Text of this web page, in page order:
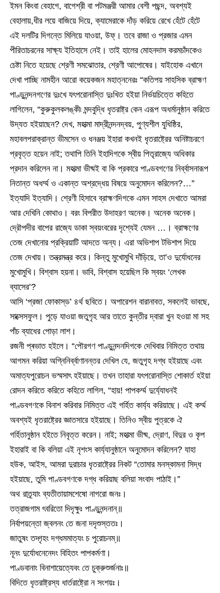
ইমন কিংবা বেহাগে, বাগেশ্রী বা পটমঞ্জরী আমার বেশী পছন্দ, অবশ্যই
বেহালায়,ধীর লয়ে বাজিয়ে দিয়ে, ক্যামেরাকে দাঁড় করিয়ে রেখে হেঁটে হেঁটে
এই দলটির দিগন্তে মিলিয়ে যাওয়া, উফ্‌। তবে রাজা ও প্রজার এমন
পীরিতাচরনের সাক্ষ্য ইতিহাসে নেই। তাই হালের মোহনদাস করমচাঁদকেও
চেষ্টা নিতে হয়েছে শ্রেণী সমঝোতার, শ্রেণী আপোষের। যাইহোক এখানে
দেখা পাচ্ছি নামহীন আরো কয়েকজন মহাত্ননেরঃ “কতিপয় সাহসিক ব্রাহ্মণ
পাণ্ডুনন্দনগণের দুঃখে যৎপরোনাস্তি দুঃখিত হইয়া নিৰ্ভয়চিত্তে কহিতে
লাগিলেন, “কুরুকুলকলঙ্কী৷ মন্দবুদ্ধি ধৃতরাষ্ট্র কেন এরূপ অধৰ্মানুষ্ঠান করিতে
উদ্যত হইয়াছেন? দেখ, মহাত্মা মাদ্রীনন্দনদ্বয়, পুণ্যশীল যুধিষ্ঠির,
মহাবলপরাক্রান্ত ভীমসেন ও ধনঞ্জয় ইহারা কখনই ধৃতরাষ্ট্রের অনিষ্টাচরণে
প্রবৃত্ত হয়েন নাই; তথাপি তিনি ইহাদিগকে স্বীয় পিতৃরাজ্যে অধিকার
প্রদান করিলেন না। মহাত্মা ভীষ্মই বা কি প্রকারে পাণ্ডবগণের নির্ব্বাসনারূপ
নিতান্ত অধর্ম্ম ও একান্ত অশ্রদ্ধেয় বিষয়ে অনুমোদন করিলেন?…”
ইত্যাদি ইত্যাদি। শ্রেণী হিসাবে ব্রাহ্মণদিগকে এমন সাহস দেখাতে আমরা
আর দেখিনি কোথাও। বরং বিপরীত উদাহরণ অনেক। অনেক অনেক।
দ্রৌপদীর বাপের রাজ্যে ডাকা স্বয়ংবরের দৃশ্যেই যেমন …। ব্রাহ্মণের
তেজ দেখানোর প্রক্রিয়াটি আদতে অন্য। এরা অভিশাপ টভিশাপ দিয়ে
তেজ দেখায়। তন্ত্রমন্ত্র করে। কিন্তু মুখোমুখি দাঁড়িয়ে, তা’ও দুর্যোধনের
মুখোমুখি। বিশ্বাস হয়না। ভাবি, বিশ্বাস হয়েছিল কি স্বয়ং ‘লেখক
ব্যাসের’?
আসি ‘প্রজা ফোকাস্‌ড’ ৪র্থ ছবিতে। অপারেশন বারানাবত, সকলেই ভাবছে,
সাক্সেসফুল। পুড়ে যাওয়া জতুগৃহ আর তাতে কুন্তীর দ্বারা খুন হওয়া মা সহ
পাঁচ ব্যাধের পোড়া লাশ।
রজনী প্ৰভাত হইলে। “পৌরগণ পাণ্ডুনন্দনদিগকে দেখিবার নিমিত্ত তথায়
আগমন করিয়া অগ্নিনির্ব্বাণানন্তর দেখিল যে, জতুগৃহ দগ্ধ হইয়াছে এবং
অমাত্যপুরোচন ভস্মসাৎ হইয়াছে। তখন তাহারা যৎপরোনাস্তি শোকার্ত হইয়া
রোদন করিতে করিতে কহিতে লাগিল, “হায়! পাপকর্ম্ম দুৰ্য্যোধনই
পাণ্ডবগণকে বিনাশ করিবার নিমিত্ত এই গৰ্হিত কাৰ্য্য করিয়াছে। এই কর্ম্ম
অবশ্যই ধৃতরাষ্ট্রের জ্ঞাতসারে হইয়াছে। তিনিও স্বীয় পুত্রকে ঐ
গৰ্হিতানুষ্ঠান হইতে নিবৃত্ত করেন। নাই; মহাত্মা ভীষ্ম, দ্রোণ, বিদুর ও কৃপ
ইহারাই বা কি বলিয়া এই নৃশংস কাৰ্য্যানুষ্ঠানে অনুমোদন করিলেন? যাহা
হউক, আইস, আমরা দুরাচার ধৃতরাষ্ট্রের নিকট “তোমার মনস্কামনা সিদ্ধ
হইয়াছে, তুমি পাণ্ডবগণকে দগ্ধ করিয়াছ বলিয়া সংবাদ পাঠাই।”
অথ রাত্র্যাং ব্যতীতায়ামশেষো নাগরো জনঃ।
তত্রাজগাম ৎবরিতো দিদৃক্ষুঃ পাণ্ডুনন্দনান্॥
নির্বাপয়ন্তো জ্বলনং তে জনা দদৃশুস্ততঃ।
জাতুষং তদ্গৃহং দগ্ধমমাত্যং চ পুরোচনম্॥
নূনং দুর্যোধনেনেদং বিহিতং পাপকর্মণা।
পাণ্ডবানাং বিনাশায়েত্যেবং তে চুক্রুশুর্জনাঃ॥
বিদিতে ধৃতরাষ্ট্রস্য ধার্তরাষ্ট্রো ন সংশয়ঃ।